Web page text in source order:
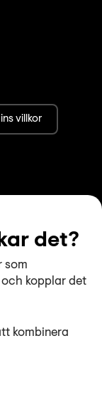
Teckenspråk
villkor
det?
som
kopplar det
kombinera